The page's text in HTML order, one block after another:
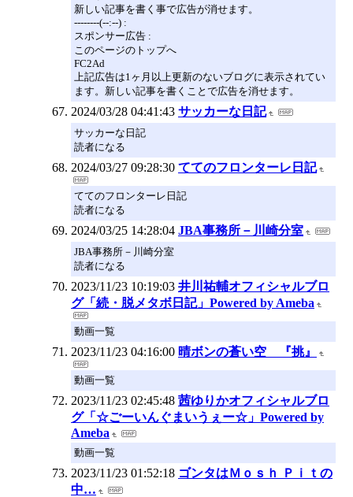
新しい記事を書く事で広告が消せます。
--------(--:--) :
スポンサー広告 :
このページのトップへ
FC2Ad
上記広告は1ヶ月以上更新のないブログに表示されてい
ます。新しい記事を書くことで広告を消せます。
2024/03/28 04:41:43 サッカーな日記
サッカーな日記
読者になる
2024/03/27 09:28:30 ててのフロンターレ日記
ててのフロンターレ日記
読者になる
2024/03/25 14:28:04 JBA事務所－川崎分室
JBA事務所－川崎分室
読者になる
2023/11/23 10:19:03 井川祐輔オフィシャルブロ
グ「続・脱メタボ日記」Powered by Ameba
動画一覧
2023/11/23 04:16:00 晴ボンの蒼い空 『挑』
動画一覧
2023/11/23 02:45:48 茜ゆりかオフィシャルブロ
グ「☆ごーいんぐまいうぇー☆」Powered by
Ameba
動画一覧
2023/11/23 01:52:18 ゴンタはＭｏｓｈ Ｐｉｔの
中…